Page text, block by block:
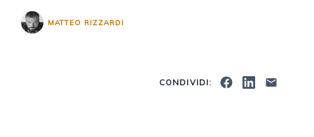
MATTEO RIZZARDI
CONDIVIDI: